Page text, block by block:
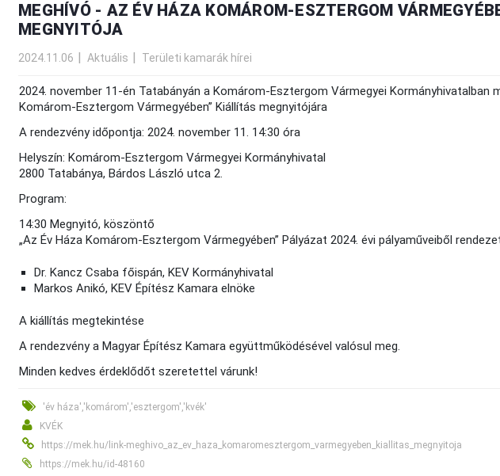
MEGHÍVÓ - AZ ÉV HÁZA KOMÁROM-ESZTERGOM
MEGNYITÓJA
2024.11.06 Aktuális Területi kamarák hírei
2024. november 11-én Tatabányán a Komárom-Esztergom Vármegyei Kormányhivatalban
Komárom-Esztergom Vármegyében” Kiállítás megnyitójára
A rendezvény időpontja: 2024. november 11. 14:30 óra
Helyszín: Komárom-Esztergom Vármegyei Kormányhivatal
2800 Tatabánya, Bárdos László utca 2.
Program:
14:30 Megnyitó, köszöntő
„Az Év Háza Komárom-Esztergom Vármegyében” Pályázat 2024. évi pályaműveiből
Dr. Kancz Csaba főispán, KEV Kormányhivatal
Markos Anikó, KEV Építész Kamara elnöke
A kiállítás megtekintése
A rendezvény a Magyar Építész Kamara együttműködésével valósul meg.
Minden kedves érdeklődőt szeretettel várunk!
'év háza','komárom','esztergom','kvék'
KVÉK
https://mek.hu/link-meghivo_az_ev_haza_komaromesztergom_varmegyeben_kiallitas_megnyitoja
https://mek.hu/id-48160